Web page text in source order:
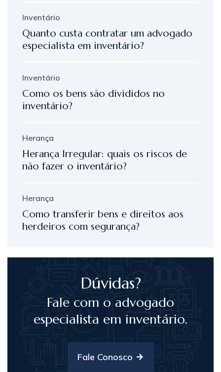
Inventário
Quanto custa contratar um advogado
especialista em inventário?
Inventário
Como os bens são divididos no
inventário?
Herança
Herança Irregular: quais os riscos de
não fazer o inventário?
Herança
Como transferir bens e direitos aos
herdeiros com segurança?
Dúvidas?
Fale com o advogado
especialista em inventário.
Fale Conosco